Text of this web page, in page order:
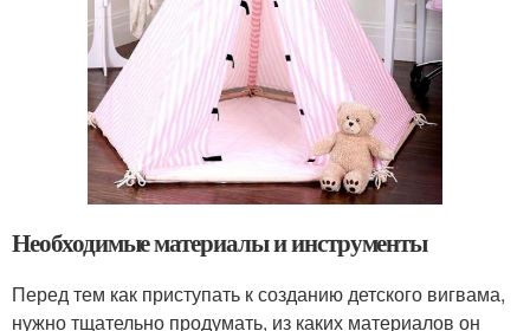
Необходимые материалы и инструменты
Перед тем как приступать к созданию детского вигвама,
нужно тщательно продумать, из каких материалов он